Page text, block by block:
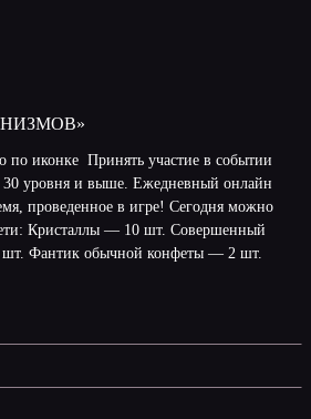
по иконке Принять участие в событии
30 уровня и выше. Ежедневный онлайн
проведенное в игре! Сегодня можно
Кристаллы — 10 шт. Совершенный
шт. Фантик обычной конфеты — 2 шт.